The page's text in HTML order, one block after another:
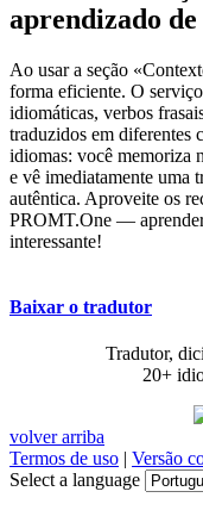
aprendizado
Ao usar a seção
forma eficiente. O
idiomáticas, verbos
traduzidos em diferentes
idiomas: você memoriza
e vê imediatamente uma
autêntica. Aproveite os
PROMT.One —
interessante!
Baixar o tradutor
Tradutor,
20+
volver arriba
Termos de uso | Versão
Select a language